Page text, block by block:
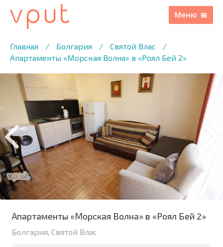
Главная / Болгария / Святой Влас
/
Апартаменты «Морская Волна» в «Роял Бей 2»
/11 ФОТО
Апартаменты «Морская Волна» в «Роял Бей 2»
Болгария, Святой Влас